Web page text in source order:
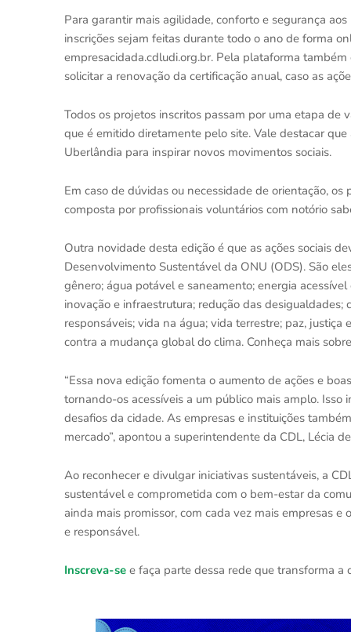
Para garantir mais agilidade, conforto e segurança
inscrições sejam feitas durante todo o ano de forma
empresacidada.cdludi.org.br. Pela plataforma
solicitar a renovação da certificação anual, caso as
Todos os projetos inscritos passam por uma etapa de
que é emitido diretamente pelo site. Vale destacar
Uberlândia para inspirar novos movimentos sociais.
Em caso de dúvidas ou necessidade de orientação,
composta por profissionais voluntários com notório
Outra novidade desta edição é que as ações sociais
Desenvolvimento Sustentável da ONU (ODS). São
gênero; água potável e saneamento; energia
inovação e infraestrutura; redução das
responsáveis; vida na água; vida terrestre; paz,
contra a mudança global do clima. Conheça mais
“Essa nova edição fomenta o aumento de ações e
tornando-os acessíveis a um público mais amplo.
desafios da cidade. As empresas e instituições
mercado”, apontou a superintendente da CDL, Lécia
Ao reconhecer e divulgar iniciativas sustentáveis, a
sustentável e comprometida com o bem-estar da
ainda mais promissor, com cada vez mais empresas
e responsável.
Inscreva-se e faça parte dessa rede que transforma a